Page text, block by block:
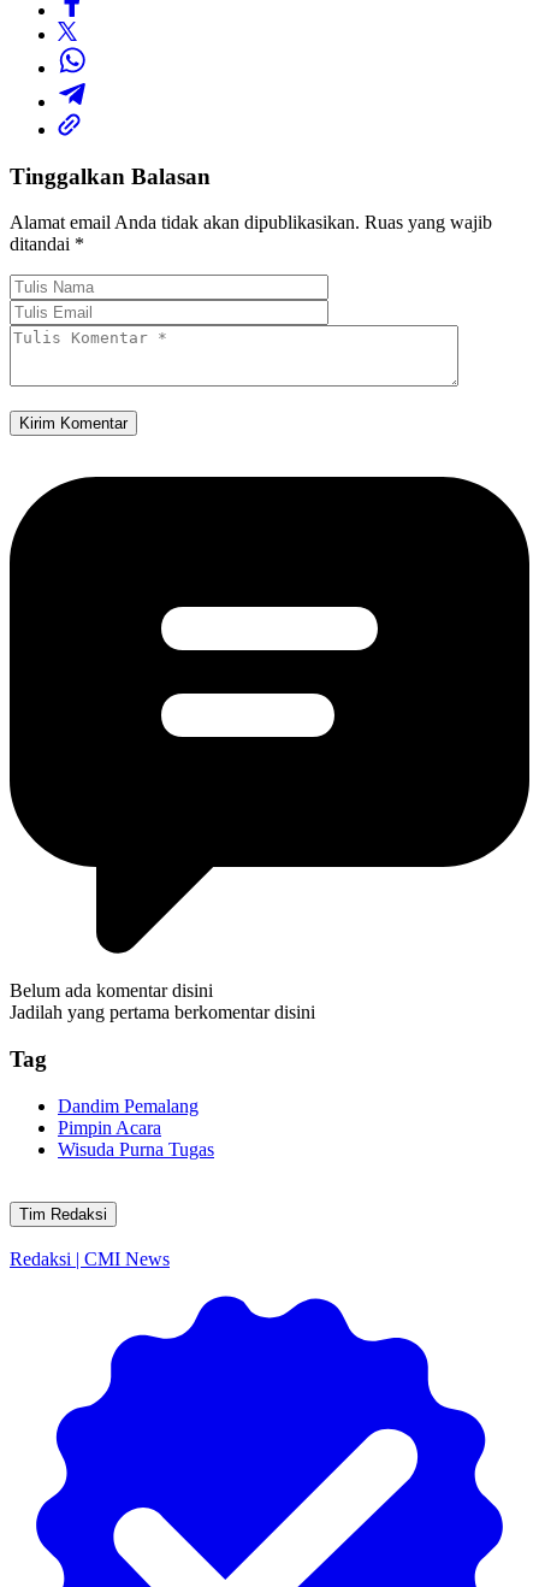
Tinggalkan Balasan
Alamat email Anda tidak akan dipublikasikan. Ruas yang wajib
ditandai *
Belum ada komentar disini
Jadilah yang pertama berkomentar disini
Tag
Dandim Pemalang
Pimpin Acara
Wisuda Purna Tugas
Tim Redaksi
Redaksi | CMI News